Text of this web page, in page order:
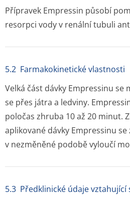
Přípravek Empressin působí
resorpci vody v renální tubuli
5.2 Farmakokinetické vlastnosti
Velká část dávky Empressinu se
se přes játra a ledviny.
poločas zhruba 10 až 20 minut.
aplikované dávky Empressinu se
v nezměněné podobě vyloučí
5.3 Předklinické údaje vztahující